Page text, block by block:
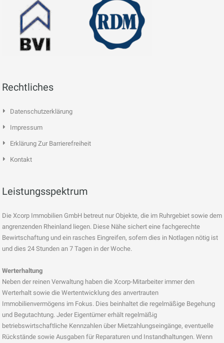
Rechtliches
Datenschutzerklärung
Impressum
Erklärung Zur Barrierefreiheit
Kontakt
Leistungsspektrum
Die Xcorp Immobilien GmbH betreut nur Objekte, die im Ruhrgebiet sowie dem
angrenzenden Rheinland liegen. Diese Nähe sichert eine fachgerechte
Bewirtschaftung und ein rasches Eingreifen, sofern dies in Notlagen nötig ist
und dies 24 Stunden an 7 Tagen in der Woche.
Werterhaltung
Neben der reinen Verwaltung haben die Xcorp-Mitarbeiter immer den
Werterhalt sowie die Wertentwicklung des anvertrauten
Immobilienvermögens im Fokus. Dies beinhaltet die regelmäßige Begehung
und Begutachtung. Jeder Eigentümer erhält regelmäßig
betriebswirtschaftliche Kennzahlen über Mietzahlungseingänge, eventuelle
Rückstände sowie Ausgaben für Reparaturen und Instandhaltungen. Wenn